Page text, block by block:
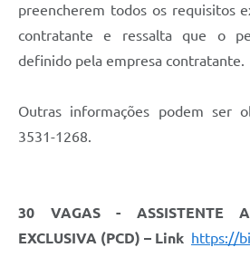
preencherem todos os requisitos
contratante e ressalta que o
definido pela empresa contratante.
Outras informações podem ser
3531-1268.
30 VAGAS - ASSISTENTE
EXCLUSIVA (PCD) – Link https://